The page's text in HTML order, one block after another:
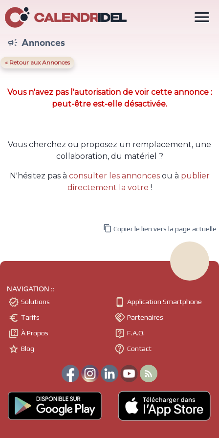
 Annonces
« Retour aux Annonces
Vous n'avez pas l'autorisation de voir cette annonce :
peut-être est-elle désactivée.
Vous cherchez ou proposez un remplacement, une
collaboration, du matériel ?
N'hésitez pas à consulter les annoncesou à publier
directement la votre !

 Copier le lien vers la page actuelle
NAVIGATION ::
 Solutions
 Tarifs
 À Propos
 Blog
 Application Smartphone
 Partenaires
 F.A.Q.
 Contact
